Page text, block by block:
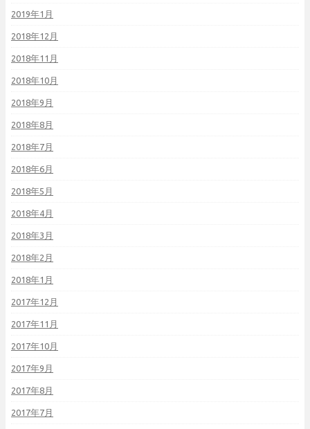
2019年1月
2018年12月
2018年11月
2018年10月
2018年9月
2018年8月
2018年7月
2018年6月
2018年5月
2018年4月
2018年3月
2018年2月
2018年1月
2017年12月
2017年11月
2017年10月
2017年9月
2017年8月
2017年7月